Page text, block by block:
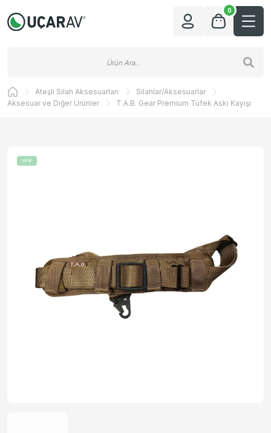
0
Ateşli Silah Aksesuarları
Silahlar/Aksesuarlar
Aksesuar ve Diğer Ürünler
T.A.B. Gear Premium Tüfek Askı Kayışı
YENİ